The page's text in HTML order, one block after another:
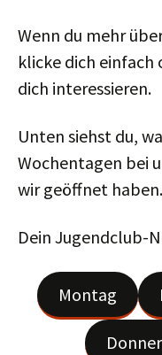
Wenn du mehr
klicke dich einfach
dich interessieren.
Unten siehst du,
Wochentagen bei
wir geöffnet haben.
Dein Jugendclub-
Montag